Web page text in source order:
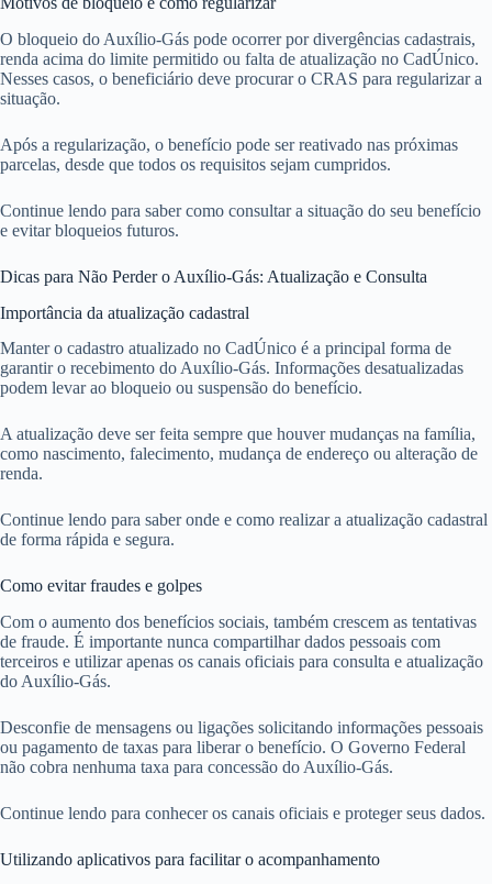
O bloqueio do Auxílio-Gás pode ocorrer por divergências cadastrais,
renda acima do limite permitido ou falta de atualização no CadÚnico.
Nesses casos, o beneficiário deve procurar o CRAS para regularizar a
situação.
Após a regularização, o benefício pode ser reativado nas próximas
parcelas, desde que todos os requisitos sejam cumpridos.
Continue lendo para saber como consultar a situação do seu benefício
e evitar bloqueios futuros.
Dicas para Não Perder o Auxílio-Gás: Atualização e Consulta
Importância da atualização cadastral
Manter o cadastro atualizado no CadÚnico é a principal forma de
garantir o recebimento do Auxílio-Gás. Informações desatualizadas
podem levar ao bloqueio ou suspensão do benefício.
A atualização deve ser feita sempre que houver mudanças na família,
como nascimento, falecimento, mudança de endereço ou alteração de
renda.
Continue lendo para saber onde e como realizar a atualização cadastral
de forma rápida e segura.
Como evitar fraudes e golpes
Com o aumento dos benefícios sociais, também crescem as tentativas
de fraude. É importante nunca compartilhar dados pessoais com
terceiros e utilizar apenas os canais oficiais para consulta e atualização
do Auxílio-Gás.
Desconfie de mensagens ou ligações solicitando informações pessoais
ou pagamento de taxas para liberar o benefício. O Governo Federal
não cobra nenhuma taxa para concessão do Auxílio-Gás.
Continue lendo para conhecer os canais oficiais e proteger seus dados.
Utilizando aplicativos para facilitar o acompanhamento